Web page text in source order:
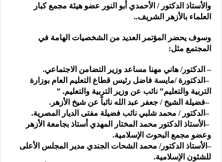
والأستاذ الدكتور / الأحمدي أبو النور عضو هيئة مجمع كبار
العلماء بالأزهر الشريف..
وسوف يحضر المؤتمر العديد من الشخصيات الهامة في
المجتمع مثل:
– الدكتور/ هاني مهنا مساعد وزير التضامن الاجتماعي.
– الدكتورة /مايسة فاضل رئيس قطاع التعليم العام بوزارة
التربية والتعليم” نائب عن وزير التربية والتعليم” .
–فضيلة الشيخ / جعفر عبد الله نائباً عن شيخ الأزهر.
– الدكتور / محمد شلبي نائب فضيلة مفتى الديار المصرية.
– الأستاذ الدكتور محمد المختار المهدي أستاذ بجامعة الأزهر
وعضو مجمع البحوث الإسلامية.
– الأستاذ الدكتور/ محمد الشحات الجندي مدير المجلس الأعلى
للشئون الإسلامية.